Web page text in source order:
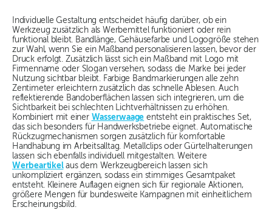
Individuelle Gestaltung entscheidet häufig darüber, ob ein
Werkzeug zusätzlich als Werbemittel funktioniert oder rein
funktional bleibt. Bandlänge, Gehäusefarbe und Logogröße stehen
zur Wahl, wenn Sie ein Maßband personalisieren lassen, bevor der
Druck erfolgt. Zusätzlich lässt sich ein Maßband mit Logo mit
Firmenname oder Slogan versehen, sodass die Marke bei jeder
Nutzung sichtbar bleibt. Farbige Bandmarkierungen alle zehn
Zentimeter erleichtern zusätzlich das schnelle Ablesen. Auch
reflektierende Bandoberflächen lassen sich integrieren, um die
Sichtbarkeit bei schlechten Lichtverhältnissen zu erhöhen.
Kombiniert mit einer Wasserwaage entsteht ein praktisches Set,
das sich besonders für Handwerksbetriebe eignet. Automatische
Rückzugmechanismen sorgen zusätzlich für komfortable
Handhabung im Arbeitsalltag. Metallclips oder Gürtelhalterungen
lassen sich ebenfalls individuell mitgestalten. Weitere
Werbeartikelaus dem Werkzeugbereich lassen sich
unkompliziert ergänzen, sodass ein stimmiges Gesamtpaket
entsteht. Kleinere Auflagen eignen sich für regionale Aktionen,
größere Mengen für bundesweite Kampagnen mit einheitlichem
Erscheinungsbild.